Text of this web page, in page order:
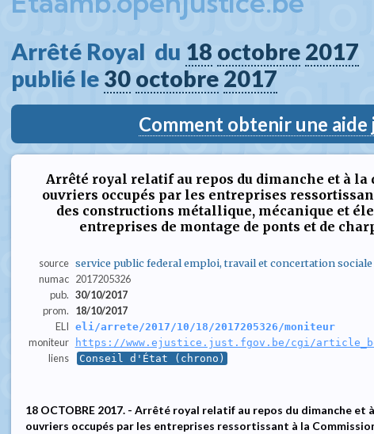
Arrêté Royal  du 18 octobre 2017
publié le 30 octobre 2017
Comment obtenir une aide
Arrêté royal relatif au repos du dimanche et à la
ouvriers occupés par les entreprises
des constructions métallique, mécanique et
entreprises de montage de ponts et de
source service public federal emploi, travail et concertation sociale
numac 2017205326
pub. 30/10/2017
prom.
18/10/2017
ELI eli/arrete/2017/10/18/2017205326/moniteur
moniteur https://www.ejustice.just.fgov.be/cgi/
liens Conseil d'État (chrono)
18 OCTOBRE 2017. - Arrêté royal relatif au repos du dimanche et
ouvriers occupés par les entreprises ressortissant à la